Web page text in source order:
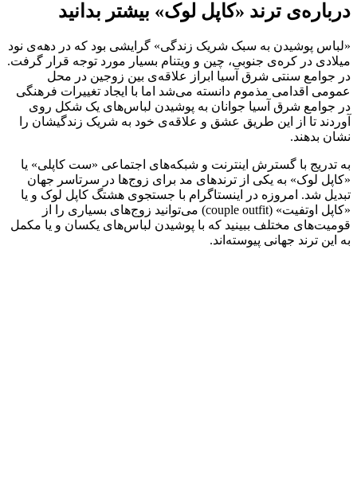
درباره‌ی ترند «کاپل لوک» بیشتر بدانید
«لباس پوشیدن به سبک شریک زندگی» گرایشی بود که در دهه‌ی نود
میلادی در کره‌ی جنوبی، چین و ویتنام بسیار مورد توجه قرار گرفت.
در جوامع سنتی شرق آسیا ابراز علاقه‌ی بین زوجین در محل
عمومی اقدامی مذموم دانسته می‌شد اما با ایجاد تغییرات فرهنگی
در جوامع شرق آسیا جوانان به پوشیدن لباس‌های یک شکل روی
آوردند تا از این طریق عشق و علاقه‌ی خود به شریک زندگیشان را
نشان بدهند.
به تدریج با گسترش اینترنت و شبکه‌های اجتماعی «ست کاپلی» یا
«کاپل لوک» به یکی از ترند‌های مد برای زوج‌ها در سرتاسر جهان
تبدیل شد. امروزه در اینستاگرام با جستجوی هشتگ کاپل لوک و یا
«کاپل اوتفیت» (couple outfit) می‌توانید زوج‌های بسیاری را از
قومیت‌های مختلف ببینید که با پوشیدن لباس‌های یکسان و یا مکمل
به این ترند جهانی پیوسته‌اند.